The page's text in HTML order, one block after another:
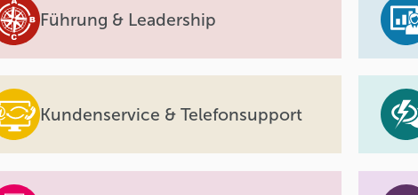
Führung & Leadership
Kundenservice & Telefonsupport